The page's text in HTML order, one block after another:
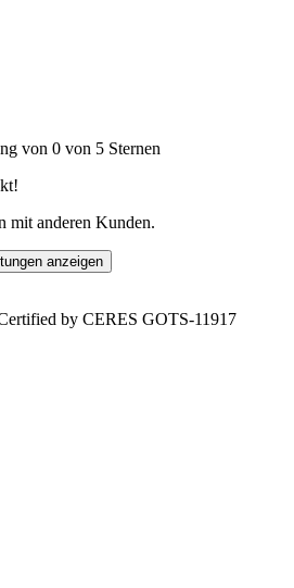
von 0 von 5 Sternen
mit anderen Kunden.
anzeigen
by CERES GOTS-11917